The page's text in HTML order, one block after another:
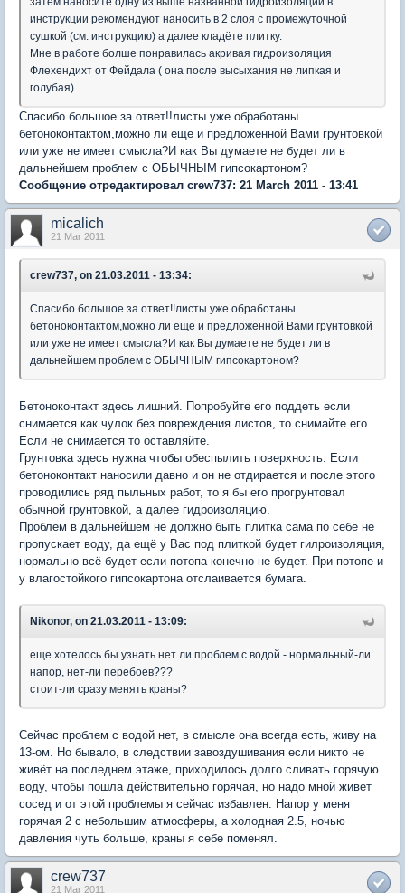
инструкции рекомендуют наносить в 2 слоя с промежуточной
сушкой (см. инструкцию) а далее кладёте плитку.
Мне в работе болше понравилась акривая гидроизоляция
Флехендихт от Фейдала ( она после высыхания не липкая и
голубая).
Спасибо большое за ответ!!листы уже обработаны
бетоноконтактом,можно ли еще и предложенной Вами грунтовкой
или уже не имеет смысла?И как Вы думаете не будет ли в
дальнейшем проблем с ОБЫЧНЫМ гипсокартоном?
Сообщение отредактировал crew737: 21 March 2011 - 13:41
micalich
21 Mar 2011
crew737, on 21.03.2011 - 13:34:
Спасибо большое за ответ!!листы уже обработаны
бетоноконтактом,можно ли еще и предложенной Вами грунтовкой
или уже не имеет смысла?И как Вы думаете не будет ли в
дальнейшем проблем с ОБЫЧНЫМ гипсокартоном?
Бетоноконтакт здесь лишний. Попробуйте его поддеть если
снимается как чулок без повреждения листов, то снимайте его.
Если не снимается то оставляйте.
Грунтовка здесь нужна чтобы обеспылить поверхность. Если
бетоноконтакт наносили давно и он не отдирается и после этого
проводились ряд пыльных работ, то я бы его прогрунтовал
обычной грунтовкой, а далее гидроизоляцию.
Проблем в дальнейшем не должно быть плитка сама по себе не
пропускает воду, да ещё у Вас под плиткой будет гилроизоляция,
нормально всё будет если потопа конечно не будет. При потопе и
у влагостойкого гипсокартона отслаивается бумага.
Nikonor, on 21.03.2011 - 13:09:
еще хотелось бы узнать нет ли проблем с водой - нормальный-ли
напор, нет-ли перебоев???
стоит-ли сразу менять краны?
Сейчас проблем с водой нет, в смысле она всегда есть, живу на
13-ом. Но бывало, в следствии завоздушивания если никто не
живёт на последнем этаже, приходилось долго сливать горячую
воду, чтобы пошла действительно горячая, но надо мной живет
сосед и от этой проблемы я сейчас избавлен. Напор у меня
горячая 2 с небольшим атмосферы, а холодная 2.5, ночью
давления чуть больше, краны я себе поменял.
crew737
21 Mar 2011